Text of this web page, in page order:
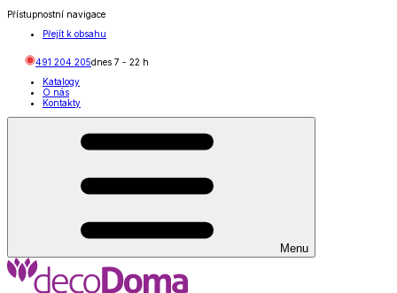
Přístupnostní navigace
Přejít k obsahu
491 204 205dnes 7 - 22 h
Katalogy
O nás
Kontakty
Menu